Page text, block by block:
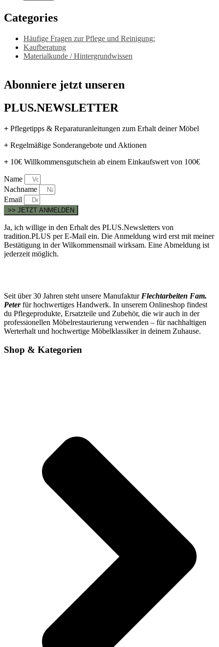
Categories
Häufige Fragen zur Pflege und Reinigung:
Kaufberatung
Materialkunde / Hintergrundwissen
Abonniere jetzt unseren
PLUS.NEWSLETTER
+ Pflegetipps & Reparaturanleitungen zum Erhalt deiner Möbel
+ Regelmäßige Sonderangebote und Aktionen
+ 10€ Willkommensgutschein ab einem Einkaufswert von 100€
Name
Nachname
Email
>> JETZT ANMELDEN
Ja, ich willige in den Erhalt des PLUS.Newsletters von
tradition.PLUS per E-Mail ein. Die Anmeldung wird erst mit meiner
Bestätigung in der Wilkommensmail wirksam. Eine Abmeldung ist
jederzeit möglich.
Seit über 30 Jahren steht unsere Manufaktur Flechtarbeiten Fam.
Peterfür hochwertiges Handwerk. In unserem Onlineshop findest
du Pflegeprodukte, Ersatzteile und Zubehör, die wir auch in der
professionellen Möbelrestaurierung verwenden – für nachhaltigen
Werterhalt und hochwertige Möbelklassiker in deinem Zuhause.
Shop & Kategorien